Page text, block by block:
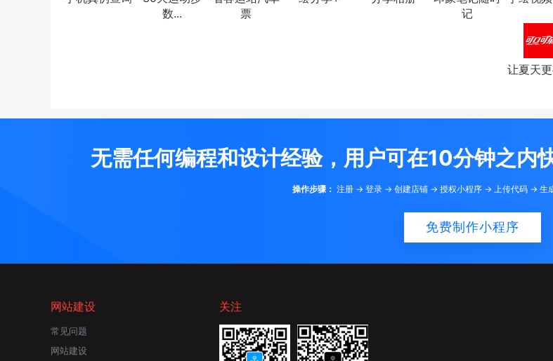
数...
票
记
让夏天
无需任何编程和设计经验，用户可在10分钟之内
操作步骤： 注册 -> 登录 -> 创建店铺 -> 授权小程序 -> 上传代码 -> 生
免费制作小程序
网站建设
常见问题
网站建设
关注